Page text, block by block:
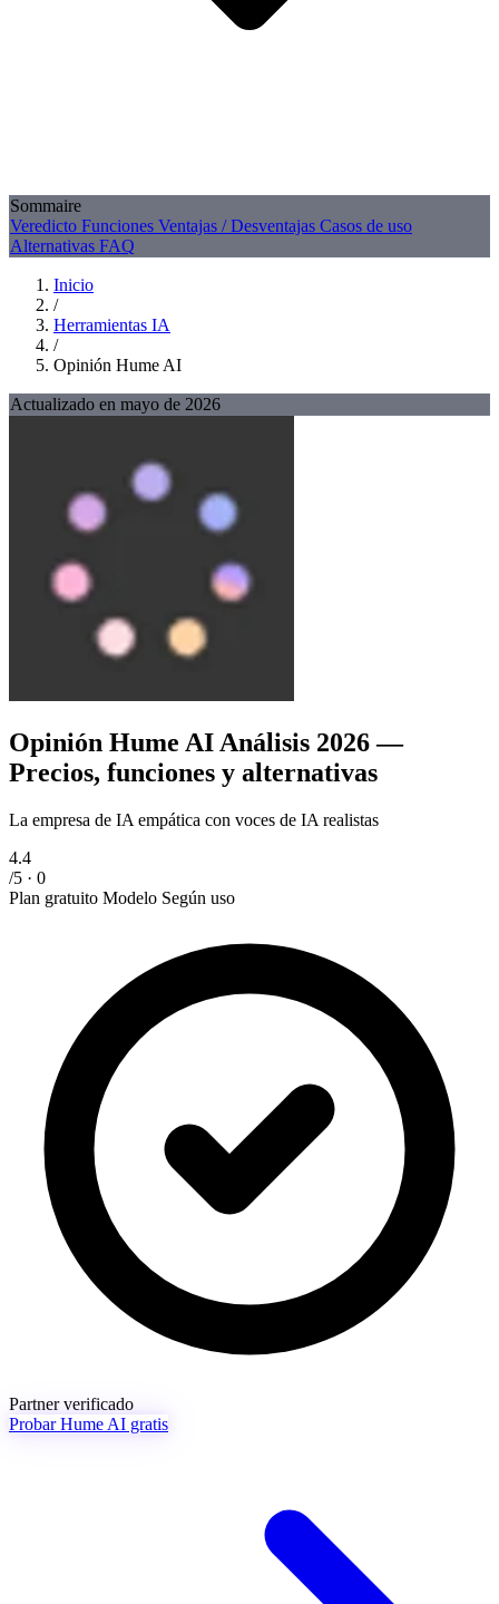
Sommaire
Veredicto Funciones Ventajas / Desventajas Casos de uso
Alternativas FAQ
Inicio
/
Herramientas IA
/
Opinión Hume AI
Actualizado en mayo de 2026
Opinión Hume AI Análisis 2026 —
Precios, funciones y alternativas
La empresa de IA empática con voces de IA realistas
4.4
/5 · 0
Plan gratuito Modelo Según uso
Partner verificado
Probar Hume AI gratis